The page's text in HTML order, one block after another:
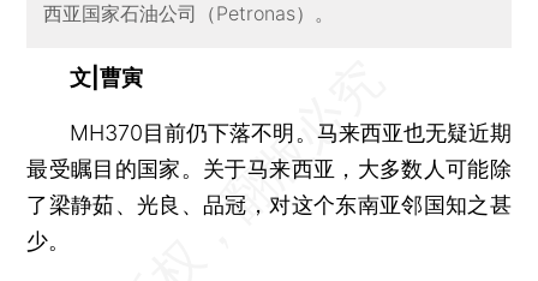
西亚国家石油公司（Petronas）。
文|曹寅
MH370目前仍下落不明。马来西亚也无疑近期
最受瞩目的国家。关于马来西亚，大多数人可能除
了梁静茹、光良、品冠，对这个东南亚邻国知之甚
少。